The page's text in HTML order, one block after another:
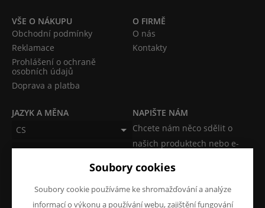
VŠE O NÁKUPU
Obchodní podmínky
Reklamace
Prohlášení o ochraně
osobních údajů
Doprava a platba
O FIRMĚ
O nás
Kontakty
JAZYK A MĚNA
CS
CZK (Kč)
NAPIŠTE NÁM
Chcete nám něco sdělit o
našich produktech nebo e-
Soubory cookies
Soubory cookie používáme ke shromažďování a analýze
informací o výkonu a používání webu, zajištění fungování